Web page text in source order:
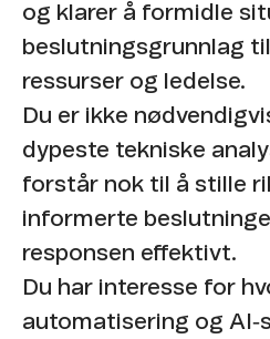
og klarer å formidle
beslutningsgrunnlag
ressurser og ledelse.
Du er ikke
dypeste tekniske
forstår nok til å stille
informerte
responsen effektivt.
Du har interesse for
automatisering og